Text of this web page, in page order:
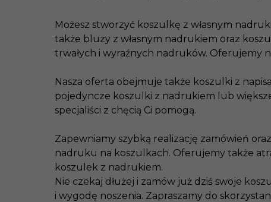
Możesz stworzyć koszulkę z własnym
także bluzy z własnym nadrukiem oraz
trwałych i wyraźnych nadruków. Oferujemy
Nasza oferta obejmuje także koszulki z
pojedyncze koszulki z nadrukiem lub
specjaliści z chęcią Ci pomogą.
Zapewniamy szybką realizację zamówień
nadruku na koszulkach. Oferujemy także
koszulek z nadrukiem.
Nie czekaj dłużej i zamów już dziś swoje
i wygodę noszenia. Zapraszamy do